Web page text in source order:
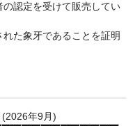
認定を受けて販売してい
た象牙であることを証明
(2026年9月)